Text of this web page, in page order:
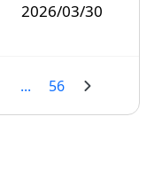
2026/03/30
... 56